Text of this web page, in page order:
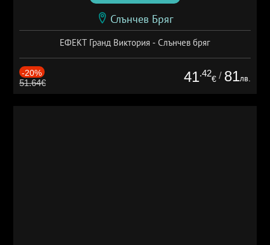
Слънчев Бряг
ЕФЕКТ Гранд Виктория - Слънчев бряг
-20%
51.64€ 41.42
€ / 81лв.